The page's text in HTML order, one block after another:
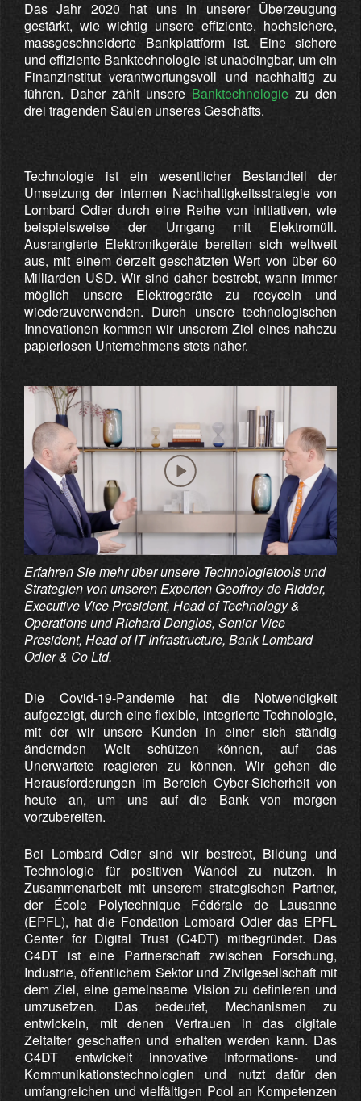
Das Jahr 2020 hat uns in unserer Überzeugung
gestärkt, wie wichtig unsere effiziente, hochsichere,
massgeschneiderte Bankplattform ist. Eine sichere
und effiziente Banktechnologie ist unabdingbar, um ein
Finanzinstitut verantwortungsvoll und nachhaltig zu
führen. Daher zählt unsere Banktechnologie zu den
drei tragenden Säulen unseres Geschäfts.
Technologie ist ein wesentlicher Bestandteil der
Umsetzung der internen Nachhaltigkeitsstrategie von
Lombard Odier durch eine Reihe von Initiativen, wie
beispielsweise der Umgang mit Elektromüll.
Ausrangierte Elektronikgeräte bereiten sich weltweit
aus, mit einem derzeit geschätzten Wert von über 60
Milliarden USD. Wir sind daher bestrebt, wann immer
möglich unsere Elektrogeräte zu recyceln und
wiederzuverwenden. Durch unsere technologischen
Innovationen kommen wir unserem Ziel eines nahezu
papierlosen Unternehmens stets näher.
Erfahren Sie mehr über unsere Technologietools und
Strategien von unseren Experten Geoffroy de Ridder,
Executive Vice President, Head of Technology &
Operations und Richard Denglos, Senior Vice
President, Head of IT Infrastructure, Bank Lombard
Odier & Co Ltd.
Die Covid-19-Pandemie hat die Notwendigkeit
aufgezeigt, durch eine flexible, integrierte Technologie,
mit der wir unsere Kunden in einer sich ständig
ändernden Welt schützen können, auf das
Unerwartete reagieren zu können. Wir gehen die
Herausforderungen im Bereich Cyber-Sicherheit von
heute an, um uns auf die Bank von morgen
vorzubereiten.
Bei Lombard Odier sind wir bestrebt, Bildung und
Technologie für positiven Wandel zu nutzen. In
Zusammenarbeit mit unserem strategischen Partner,
der École Polytechnique Fédérale de Lausanne
(EPFL), hat die Fondation Lombard Odier das EPFL
Center for Digital Trust (C4DT) mitbegründet. Das
C4DT ist eine Partnerschaft zwischen Forschung,
Industrie, öffentlichem Sektor und Zivilgesellschaft mit
dem Ziel, eine gemeinsame Vision zu definieren und
umzusetzen. Das bedeutet, Mechanismen zu
entwickeln, mit denen Vertrauen in das digitale
Zeitalter geschaffen und erhalten werden kann. Das
C4DT entwickelt innovative Informations- und
Kommunikationstechnologien und nutzt dafür den
umfangreichen und vielfältigen Pool an Kompetenzen